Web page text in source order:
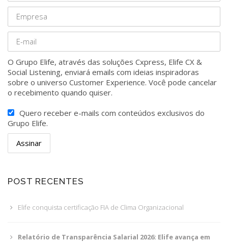
O Grupo Elife, através das soluções Cxpress, Elife CX &
Social Listening, enviará emails com ideias inspiradoras
sobre o universo Customer Experience. Você pode cancelar
o recebimento quando quiser.
Quero receber e-mails com conteúdos exclusivos do
Grupo Elife.
POST RECENTES
Elife conquista certificação FIA de Clima Organizacional
Relatório de Transparência Salarial 2026: Elife avança em